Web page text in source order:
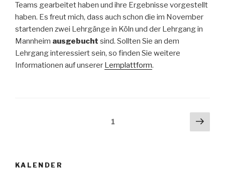
Teams gearbeitet haben und ihre Ergebnisse vorgestellt
haben. Es freut mich, dass auch schon die im November
startenden zwei Lehrgänge in Köln und der Lehrgang in
Mannheim ausgebucht sind. Sollten Sie an dem
Lehrgang interessiert sein, so finden Sie weitere
Informationen auf unserer Lernplattform.
1
KALENDER